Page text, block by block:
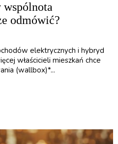
odmówić?
elektrycznych i hybryd
właścicieli mieszkań chce
(wallbox)*...